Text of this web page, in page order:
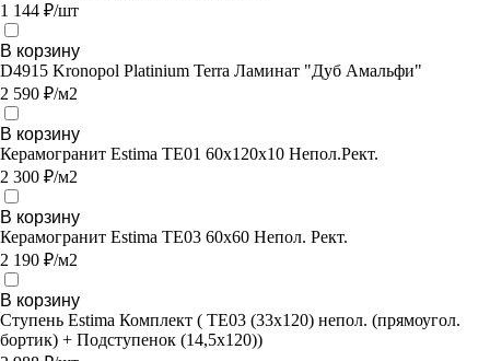
1 144 ₽/шт
В корзину
D4915 Kronopol Platinium Terra Ламинат "Дуб Амальфи"
2 590 ₽/м2
В корзину
Керамогранит Estima TE01 60x120x10 Непол.Рект.
2 300 ₽/м2
В корзину
Керамогранит Estima TE03 60х60 Непол. Рект.
2 190 ₽/м2
В корзину
Ступень Estima Комплект ( TE03 (33x120) непол. (прямоугол.
бортик) + Подступенок (14,5x120))